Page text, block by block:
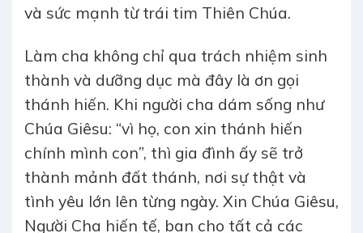
và sức mạnh từ trái tim Thiên Chúa.
Làm cha không chỉ qua trách nhiệm sinh
thành và dưỡng dục mà đây là ơn gọi
thánh hiến. Khi người cha dám sống như
Chúa Giêsu: “vì họ, con xin thánh hiến
chính mình con”, thì gia đình ấy sẽ trở
thành mảnh đất thánh, nơi sự thật và
tình yêu lớn lên từng ngày. Xin Chúa Giêsu,
Người Cha hiến tế, ban cho tất cả các